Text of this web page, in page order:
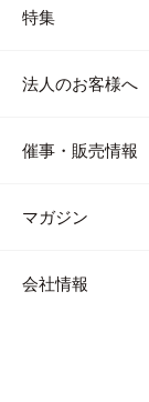
特集
法人のお客様へ
催事・販売情報
マガジン
会社情報